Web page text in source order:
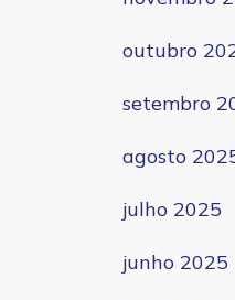
outubro
setembro
agosto
julho 2025
junho 2025